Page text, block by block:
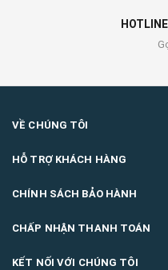
VỀ CHÚNG TÔI
HỖ TRỢ KHÁCH HÀNG
CHÍNH SÁCH BẢO HÀNH
CHẤP NHẬN THANH TOÁN
KẾT NỐI VỚI CHÚNG TÔI